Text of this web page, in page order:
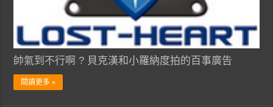
帥氣到不行啊 ? 貝克漢和小羅納度拍的百事廣告
閱讀更多 »